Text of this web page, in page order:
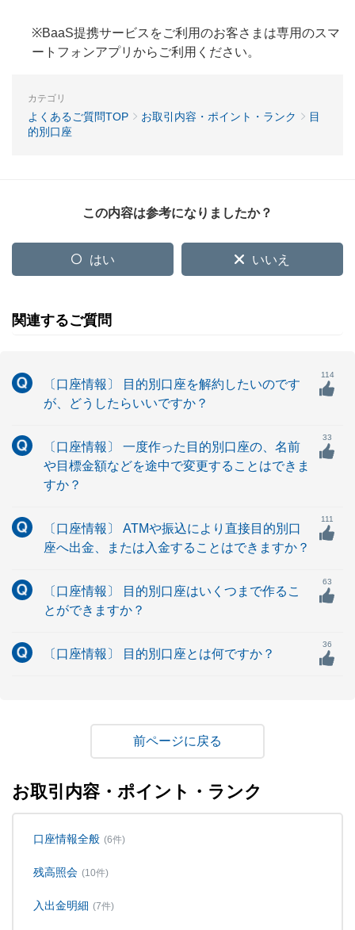
※BaaS提携サービスをご利用のお客さまは専用のスマ
ートフォンアプリからご利用ください。
カテゴリ
よくあるご質問TOP お取引内容・ポイント・ランク
目
的別口座
この内容は参考になりましたか？
はい いいえ
関連するご質問
〔口座情報〕 目的別口座を解約したいのです
が、どうしたらいいですか？
114
〔口座情報〕 一度作った目的別口座の、名前
や目標金額などを途中で変更することはできま
すか？
33
〔口座情報〕 ATMや振込により直接目的別口
座へ出金、または入金することはできますか？
111
〔口座情報〕 目的別口座はいくつまで作るこ
とができますか？
63
〔口座情報〕 目的別口座とは何ですか？
36
戻る
お取引内容・ポイント・ランク
口座情報全般 (6件)
残高照会 (10件)
入出金明細 (7件)